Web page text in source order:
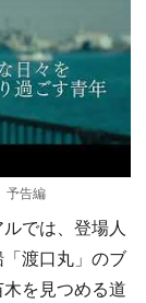
予告編
では、登場人
渡口丸」のブ
を見つめる道